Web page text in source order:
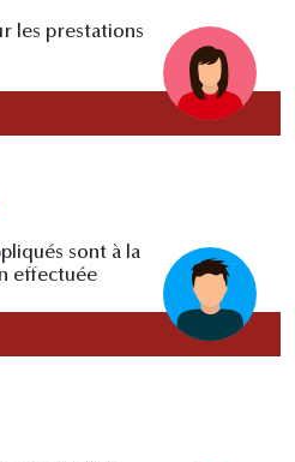
les prestations
sont à la
effectuée